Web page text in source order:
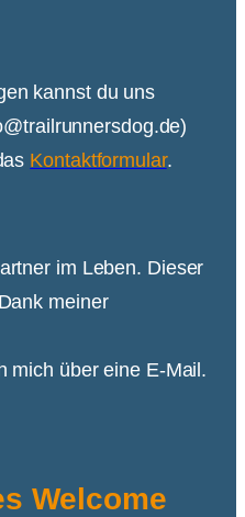
kannst du uns
Kontaktformular.
im Leben. Dieser
meiner
mich über eine E-Mail.
Welcome